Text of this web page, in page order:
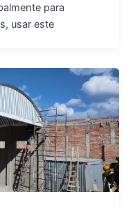
para
usar este